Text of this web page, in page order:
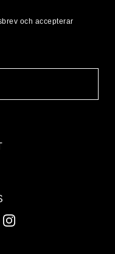
och accepterar